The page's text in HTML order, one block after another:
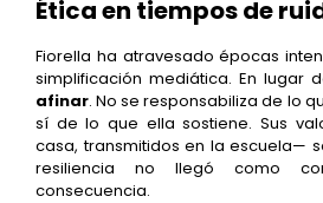
Ética en tiempos de
Fiorella ha atravesado épocas
simplificación mediática. En lugar
afinar. No se responsabiliza de lo
sí de lo que ella sostiene. Sus
casa, transmitidos en la escuela—
resiliencia no llegó como
consecuencia.